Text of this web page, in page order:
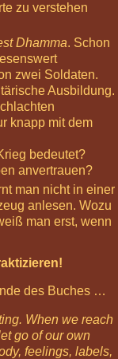
zu verstehen
Dhamma. Schon
zwei Soldaten.
Ausbildung.
knapp mit dem
bedeutet?
anvertrauen?
man nicht in einer
anlesen. Wozu
man erst, wenn
des Buches …
When we reach
go of our own
feelings, labels,